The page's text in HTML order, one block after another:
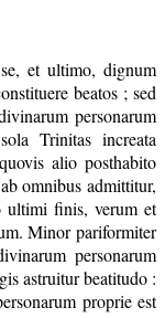
et ultimo, dignum
beatos ; sed
personarum
Trinitas increata
alio posthabito
omnibus admittitur,
ultimi finis, verum et
Minor pariformiter
personarum
astruitur beatitudo :
proprie est